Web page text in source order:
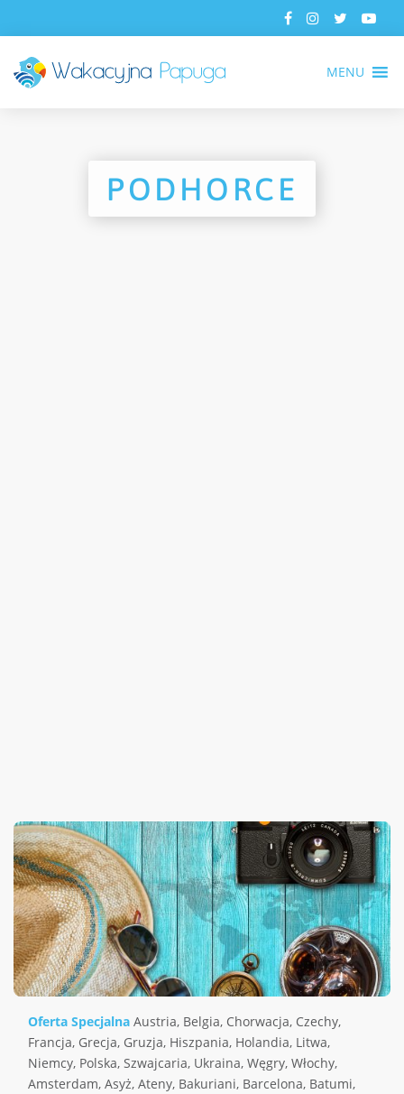
MENU
PODHORCE
Oferta Specjalna Austria, Belgia, Chorwacja, Czechy,
Francja, Grecja, Gruzja, Hiszpania, Holandia, Litwa,
Niemcy, Polska, Szwajcaria, Ukraina, Węgry, Włochy,
Amsterdam, Asyż, Ateny, Bakuriani, Barcelona, Batumi,